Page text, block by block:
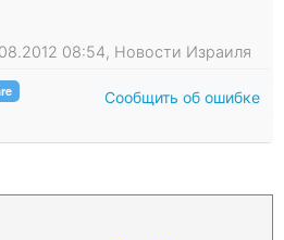
08:54, Новости Израиля
Сообщить об ошибке